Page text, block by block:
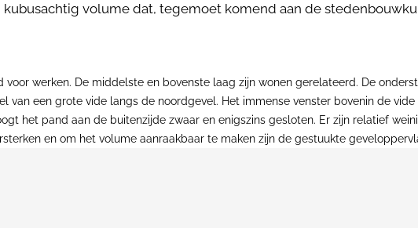
volume dat, tegemoet komend aan de
werken. De middelste en bovenste laag zijn wonen gerelateerd. De
van een grote vide langs de noordgevel. Het immense venster bovenin de
het pand aan de buitenzijde zwaar en enigszins gesloten. Er zijn relatief
en om het volume aanraakbaar te maken zijn de gestuukte